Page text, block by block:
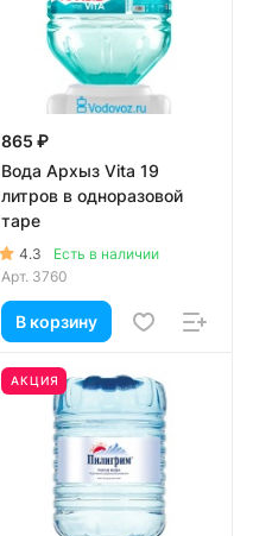
865 ₽
Вода Архыз Vita 19
литров в одноразовой
таре
4.3
Есть в наличии
Арт. 3760
В корзину
АКЦИЯ